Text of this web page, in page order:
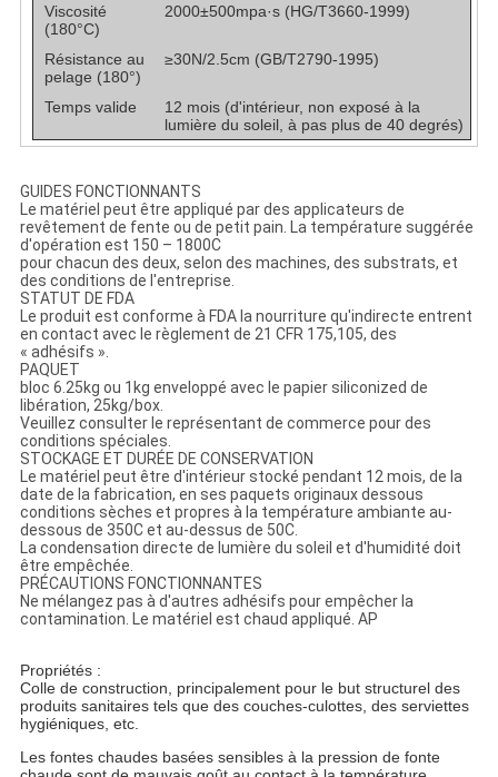
Viscosité
(180°C)
2000±500mpa·s (HG/T3660-1999)
Résistance au
pelage (180°)
≥30N/2.5cm (GB/T2790-1995)
Temps valide
12 mois (d'intérieur, non exposé à la
lumière du soleil, à pas plus de 40 degrés)
GUIDES FONCTIONNANTS
Le matériel peut être appliqué par des applicateurs de
revêtement de fente ou de petit pain. La température suggérée
d'opération est 150 – 1800C
pour chacun des deux, selon des machines, des substrats, et
des conditions de l'entreprise.
STATUT DE FDA
Le produit est conforme à FDA la nourriture qu'indirecte entrent
en contact avec le règlement de 21 CFR 175,105, des
« adhésifs ».
PAQUET
bloc 6.25kg ou 1kg enveloppé avec le papier siliconized de
libération, 25kg/box.
Veuillez consulter le représentant de commerce pour des
conditions spéciales.
STOCKAGE ET DURÉE DE CONSERVATION
Le matériel peut être d'intérieur stocké pendant 12 mois, de la
date de la fabrication, en ses paquets originaux dessous
conditions sèches et propres à la température ambiante au-
dessous de 350C et au-dessus de 50C.
La condensation directe de lumière du soleil et d'humidité doit
être empêchée.
PRÉCAUTIONS FONCTIONNANTES
Ne mélangez pas à d'autres adhésifs pour empêcher la
contamination. Le matériel est chaud appliqué. AP
Propriétés :
Colle de construction, principalement pour le but structurel des
produits sanitaires tels que des couches-culottes, des serviettes
hygiéniques, etc.
Les fontes chaudes basées sensibles à la pression de fonte